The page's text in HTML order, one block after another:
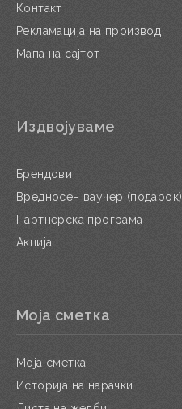
Контакт
Рекламација на производ
Мапа на сајтот
Издвојуваме
Брендови
Вредносен ваучер (подарок)
Партнерска програма
Акција
Моја сметка
Моја сметка
Историја на нарачки